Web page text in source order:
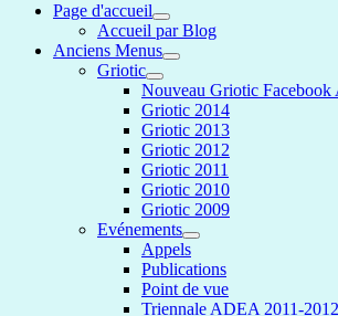
Page d'accueil
Accueil par Blog
Anciens Menus
Griotic
Nouveau Griotic Facebook
Griotic 2014
Griotic 2013
Griotic 2012
Griotic 2011
Griotic 2010
Griotic 2009
Evénements
Appels
Publications
Point de vue
Triennale ADEA 2011-2012